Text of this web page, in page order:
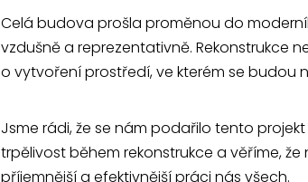
Celá budova prošla proměnou do
vzdušně a reprezentativně. Rekonstrukce
o vytvoření prostředí, ve kterém se budou
Jsme rádi, že se nám podařilo tento
trpělivost během rekonstrukce a věříme,
příjemnější a efektivnější práci nás všech.